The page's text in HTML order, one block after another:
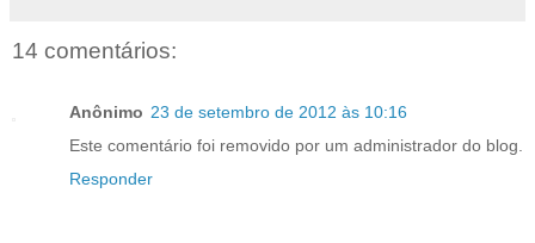
14 comentários:
Anônimo 23 de setembro de 2012 às 10:16
Este comentário foi removido por um administrador do blog.
Responder